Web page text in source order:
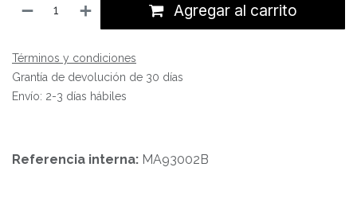
Agregar al carrito
Términos y condiciones
Grantía de devolución de 30 días
Envío: 2-3 días hábiles
Referencia interna: MA93002B